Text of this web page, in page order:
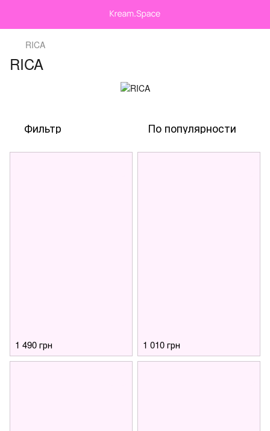
RICA
RICA
Фильтр По популярности
1 490 грн 1 010 грн